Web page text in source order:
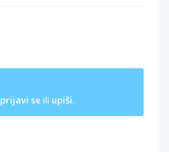
prijavi se ili upiši.